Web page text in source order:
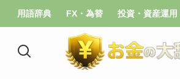
用語辞典 FX・為替 投資・資産運用